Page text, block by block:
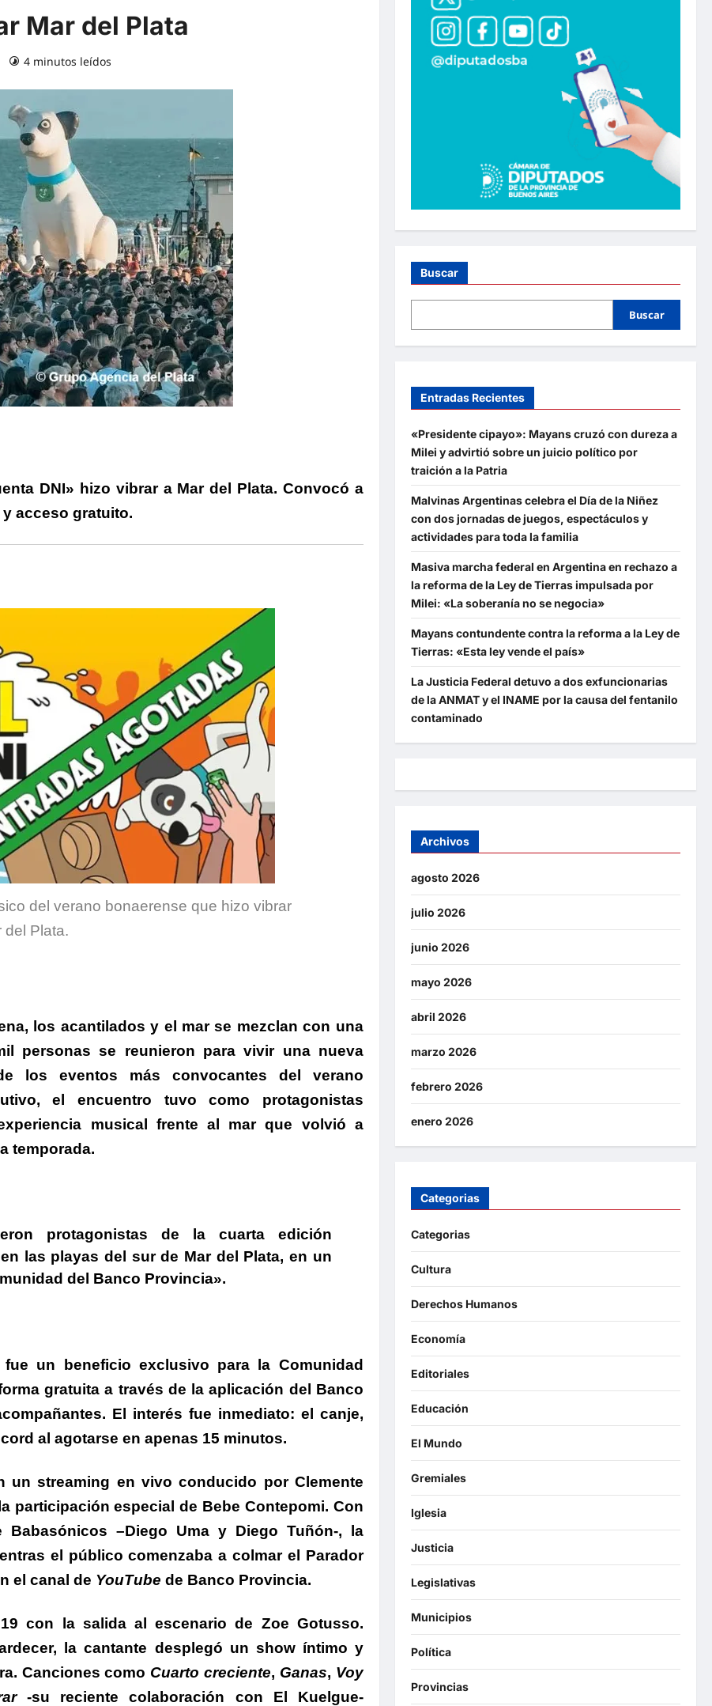
Mar del Plata
4 minutos leídos
DNI» hizo vibrar a Mar del Plata. Convocó a
acceso gratuito.
del verano bonaerense que hizo vibrar
del Plata.
los acantilados y el mar se mezclan con una
personas se reunieron para vivir una nueva
los eventos más convocantes del verano
el encuentro tuvo como protagonistas
musical frente al mar que volvió a
temporada.
protagonistas de la cuarta edición
las playas del sur de Mar del Plata, en un
del Banco Provincia».
un beneficio exclusivo para la Comunidad
gratuita a través de la aplicación del Banco
El interés fue inmediato: el canje,
al agotarse en apenas 15 minutos.
un streaming en vivo conducido por Clemente
participación especial de Bebe Contepomi. Con
Babasónicos –Diego Uma y Diego Tuñón-, la
el público comenzaba a colmar el Parador
el canal de YouTube de Banco Provincia.
con la salida al escenario de Zoe Gotusso.
la cantante desplegó un show íntimo y
Canciones como Cuarto creciente, Ganas, Voy
-su reciente colaboración con El Kuelgue-
Buscar
Buscar
Entradas Recientes
«Presidente cipayo»: Mayans cruzó con dureza a
Milei y advirtió sobre un juicio político por
traición a la Patria
Malvinas Argentinas celebra el Día de la Niñez
con dos jornadas de juegos, espectáculos y
actividades para toda la familia
Masiva marcha federal en Argentina en rechazo a
la reforma de la Ley de Tierras impulsada por
Milei: «La soberanía no se negocia»
Mayans contundente contra la reforma a la Ley de
Tierras: «Esta ley vende el país»
La Justicia Federal detuvo a dos exfuncionarias
de la ANMAT y el INAME por la causa del fentanilo
contaminado
Archivos
agosto 2026
julio 2026
junio 2026
mayo 2026
abril 2026
marzo 2026
febrero 2026
enero 2026
Categorias
Categorias
Cultura
Derechos Humanos
Economía
Editoriales
Educación
El Mundo
Gremiales
Iglesia
Justicia
Legislativas
Municipios
Política
Provincias